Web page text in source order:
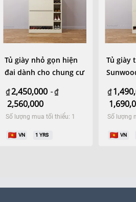
Tủ giày nhỏ gọn hiện
đai dành cho chung cư
₫2,450,000 -₫
2,560,000
Số lượng mua tối thiểu: 1
VN 1YRS
Tủ giày
₫
Số lượng
VN